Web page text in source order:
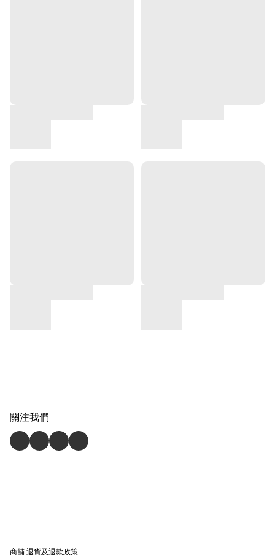
關注我們
商舖退貨及退款政策